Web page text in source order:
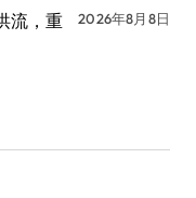
流，重
2026年8月8日